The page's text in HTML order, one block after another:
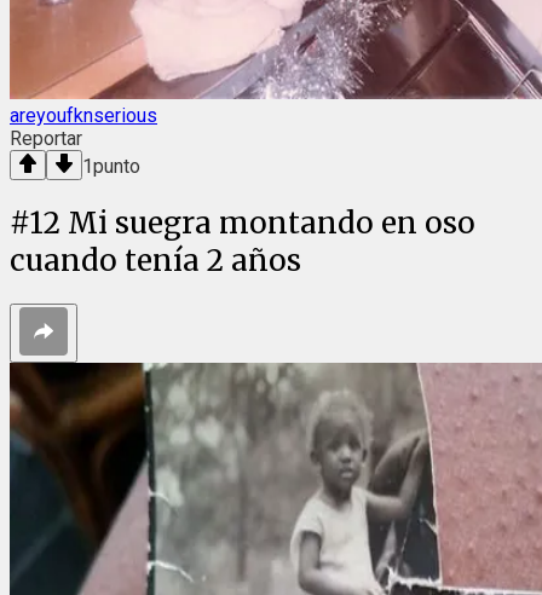
areyoufknserious
Reportar
1punto
#12 Mi suegra montando en oso
cuando tenía 2 años